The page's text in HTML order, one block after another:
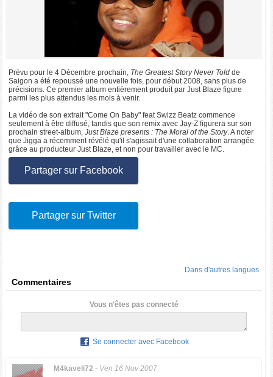
Prévu pour le 4 Décembre prochain, The Greatest Story Never Told de
Saigon a été repoussé une nouvelle fois, pour début 2008, sans plus de
précisions. Ce premier album entièrement produit par Just Blaze figure
parmi les plus attendus les mois à venir.
La vidéo de son extrait "Come On Baby" feat Swizz Beatz commence
seulement à être diffusé, tandis que son remix avec Jay-Z figurera sur son
prochain street-album,Just Blaze presents : The Moral of the Story. A noter
que Jigga a récemment révélé qu'il s'agissait d'une collaboration arrangée
grâce au producteur Just Blaze, et non pour travailler avec le MC.
Partager sur Facebook
Partager sur Twitter
Dans d'autres langues
Commentaires
Vous n'êtes pas connecté
Se connecter avec Facebook
M4kaveli72 - Ven 16 Nov 2007